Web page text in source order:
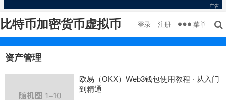
比特币加密货币虚拟币 登录 注册 菜单
资产管理
欧易（OKX）Web3钱包使用教程 · 从入门
到精通